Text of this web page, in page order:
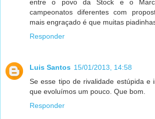
entre o povo da Stock e o
campeonatos diferentes com
mais engraçado é que muitas
Responder
Luis Santos 15/01/2013, 14:58
Se esse tipo de rivalidade estúpida e
que evoluímos um pouco. Que bom.
Responder